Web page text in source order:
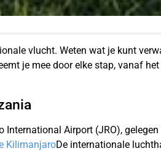
vlucht. Weten wat je kunt
je mee door elke stap, vanaf
Airport (JRO),
KilimanjaroDe internationale